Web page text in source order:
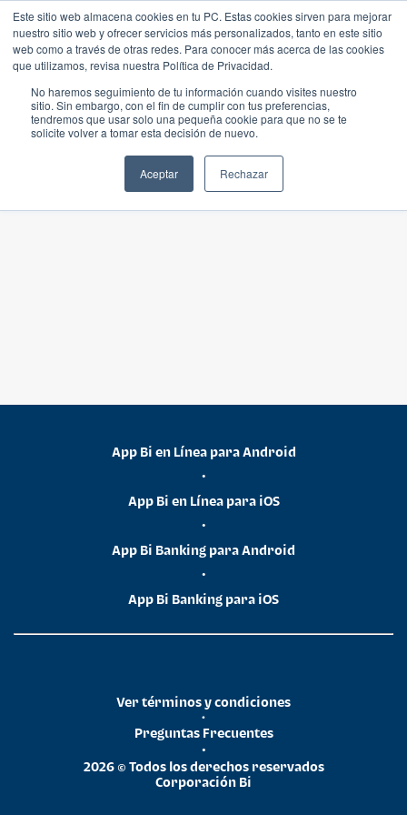
Este sitio web almacena cookies en tu PC. Estas cookies sirven para mejorar
nuestro sitio web y ofrecer servicios más personalizados, tanto en este sitio
web como a través de otras redes. Para conocer más acerca de las cookies
que utilizamos, revisa nuestra Política de Privacidad.
No haremos seguimiento de tu información cuando visites nuestro
sitio. Sin embargo, con el fin de cumplir con tus preferencias,
tendremos que usar solo una pequeña cookie para que no se te
solicite volver a tomar esta decisión de nuevo.
Aceptar Rechazar
App Bi en Línea para Android
•
App Bi en Línea para iOS
•
App Bi Banking para Android
•
App Bi Banking para iOS
2026 © Todos los derechos reservados
Corporación Bi
•
Preguntas Frecuentes
•
Ver términos y condiciones